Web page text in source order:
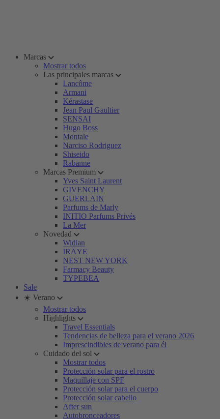
Marcas
Mostrar todos
Las principales marcas
Lancôme
Armani
Kérastase
Jean Paul Gaultier
SENSAI
Hugo Boss
Montale
Narciso Rodriguez
Shiseido
Rabanne
Marcas Premium
Yves Saint Laurent
GIVENCHY
GUERLAIN
Parfums de Marly
INITIO Parfums Privés
La Mer
Novedad
Widian
IRÄYE
NEST NEW YORK
Farmacy Beauty
TYPEBEA
Sale
☀️ Verano
Mostrar todos
Highlights
Travel Essentials
Tendencias de belleza para el verano 2026
Imprescindibles de verano para él
Cuidado del sol
Mostrar todos
Protección solar para el rostro
Maquillaje con SPF
Protección solar para el cuerpo
Protección solar cabello
After sun
Autobronceadores